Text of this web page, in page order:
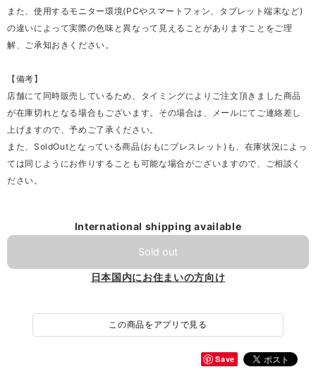
また、使用するモニター環境(PCやスマートフォン、タブレット端末など)
の違いによって実際の色味と異なって見えることがありますことをご理
解、ご承知おきください。
【備考】
店舗にて同時販売しているため、タイミングによりご注文頂きました商品
が在庫切れとなる場合もございます。その場合は、メールにてご連絡差し
上げますので、予めご了承ください。
また、SoldOutとなっている商品(おもにブレスレット)も、在庫状況によっ
ては同じようにお作りすることも可能な場合がございますので、ご相談く
ださい。
International shipping available
Sold out
日本国内にお住まいの方向け
この商品をアプリで見る
Save